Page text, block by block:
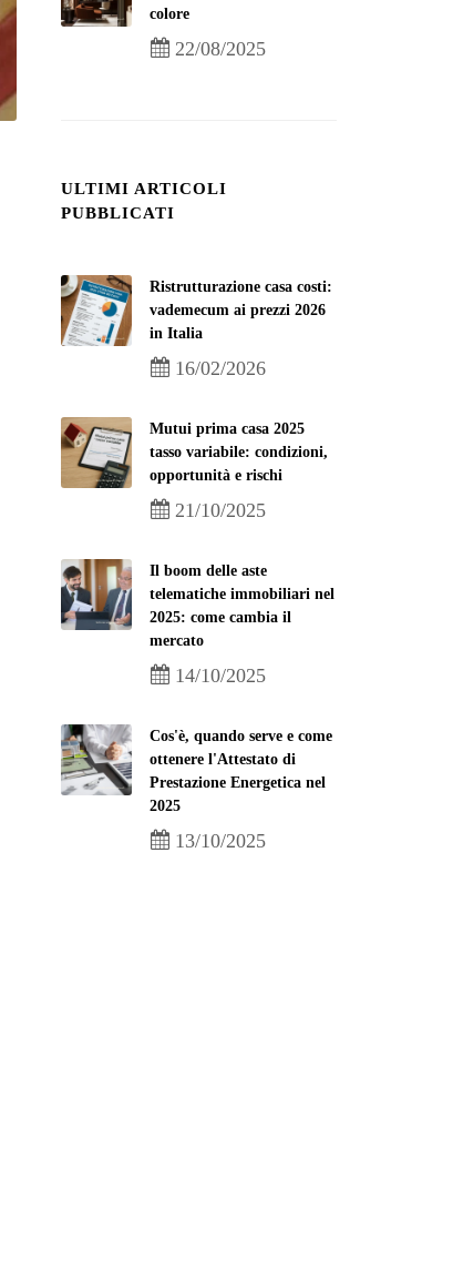
colore
22/08/2025
ULTIMI ARTICOLI
PUBBLICATI
Ristrutturazione casa costi:
vademecum ai prezzi 2026
in Italia
16/02/2026
Mutui prima casa 2025
tasso variabile: condizioni,
opportunità e rischi
21/10/2025
Il boom delle aste
telematiche immobiliari nel
2025: come cambia il
mercato
14/10/2025
Cos'è, quando serve e come
ottenere l'Attestato di
Prestazione Energetica nel
2025
13/10/2025